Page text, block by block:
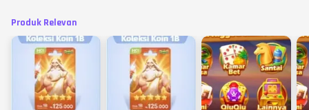
Produk Relevan